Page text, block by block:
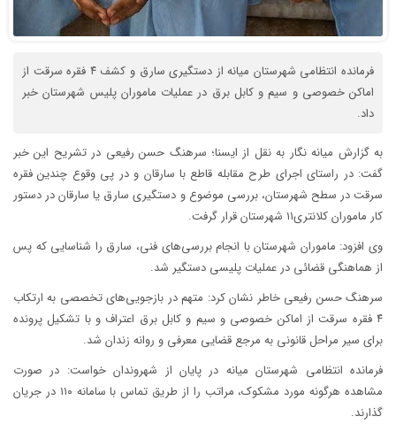
فرمانده انتظامی شهرستان میانه از دستگیری سارق و کشف ۴ فقره سرقت از
اماکن خصوصی و سیم و کابل برق در عملیات ماموران پلیس شهرستان خبر
داد.
به گزارش میانه نگار به نقل از ایسنا؛ سرهنگ حسن رفیعی در تشریح این خبر
گفت: در راستای اجرای طرح مقابله قاطع با سارقان و در پی وقوع چندین فقره
سرقت در سطح شهرستان، بررسی موضوع و دستگیری سارق یا سارقان در دستور
کار ماموران کلانتری۱۱ شهرستان قرار گرفت.
وی افزود: ماموران شهرستان با انجام بررسی‌های فنی، سارق را شناسایی که پس
از هماهنگی قضائی در عملیات پلیسی دستگیر شد.
سرهنگ حسن رفیعی خاطر نشان کرد: متهم در بازجویی‌های تخصصی به ارتکاب
۴ فقره سرقت از اماکن خصوصی و سیم و کابل برق اعتراف و با تشکیل پرونده
برای سیر مراحل قانونی به مرجع قضایی معرفی و روانه زندان شد.
فرمانده انتظامی شهرستان میانه در پایان از شهروندان خواست: در صورت
مشاهده هرگونه مورد مشکوک، مراتب را از طریق تماس با سامانه ۱۱۰ در جریان
گذارند.